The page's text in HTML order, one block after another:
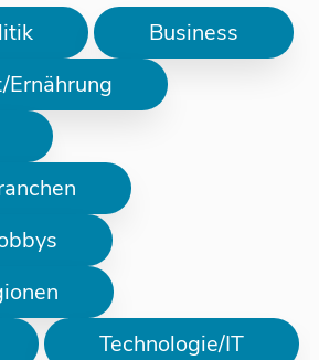
Business
Ernährung
Technologie/IT